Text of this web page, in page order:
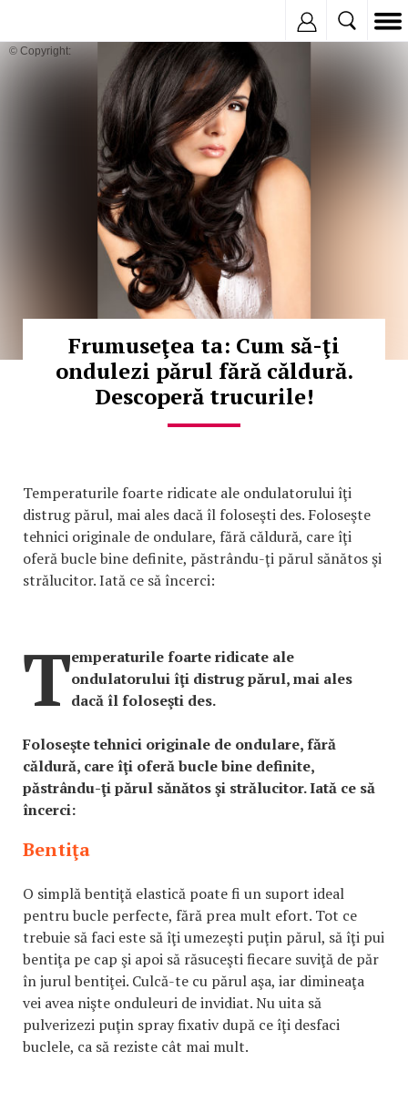
© Copyright:
Frumuseţea ta: Cum să-ţi
ondulezi părul fără căldură.
Descoperă trucurile!
Temperaturile foarte ridicate ale ondulatorului îţi
distrug părul, mai ales dacă îl foloseşti des. Foloseşte
tehnici originale de ondulare, fără căldură, care îţi
oferă bucle bine definite, păstrându-ţi părul sănătos şi
strălucitor. Iată ce să încerci:
Temperaturile foarte ridicate ale
ondulatorului îţi distrug părul, mai ales
dacă îl foloseşti des.
Foloseşte tehnici originale de ondulare, fără
căldură, care îţi oferă bucle bine definite,
păstrându-ţi părul sănătos şi strălucitor. Iată ce să
încerci:
Bentiţa
O simplă bentiţă elastică poate fi un suport ideal
pentru bucle perfecte, fără prea mult efort. Tot ce
trebuie să faci este să îţi umezeşti puţin părul, să îţi pui
bentiţa pe cap şi apoi să răsuceşti fiecare suviţă de păr
în jurul bentiţei. Culcă-te cu părul aşa, iar dimineaţa
vei avea nişte onduleuri de invidiat. Nu uita să
pulverizezi puţin spray fixativ după ce îţi desfaci
buclele, ca să reziste cât mai mult.